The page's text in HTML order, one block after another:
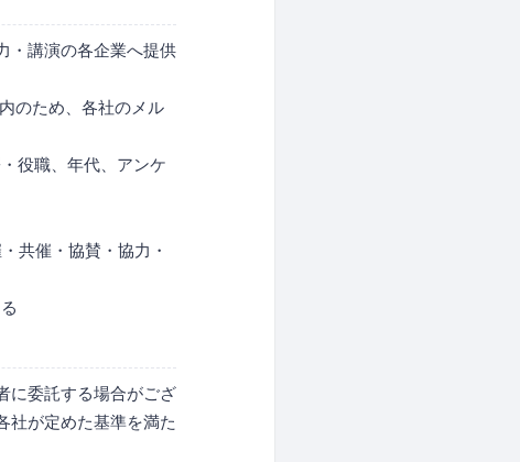
・講演の各企業へ提供
のため、各社のメル
役職、年代、アンケ
共催・協賛・協力・
に委託する場合がござ
社が定めた基準を満た